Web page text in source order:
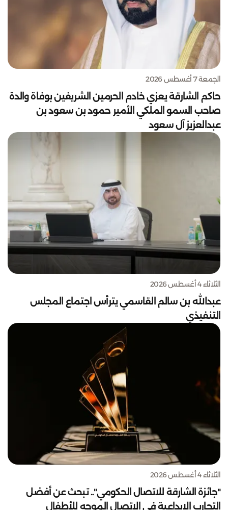
الجمعة 7 أغسطس 2026
حاكم الشارقة يعزي خادم الحرمين الشريفين بوفاة والدة
صاحب السمو الملكي الأمير حمود بن سعود بن
عبدالعزيز آل سعود
الثلاثاء 4 أغسطس 2026
عبدالله بن سالم القاسمي يترأس اجتماع المجلس
التنفيذي
الثلاثاء 4 أغسطس 2026
"جائزة الشارقة للاتصال الحكومي".. تبحث عن أفضل
التجارب الإبداعية في الاتصال الموجه للأطفال